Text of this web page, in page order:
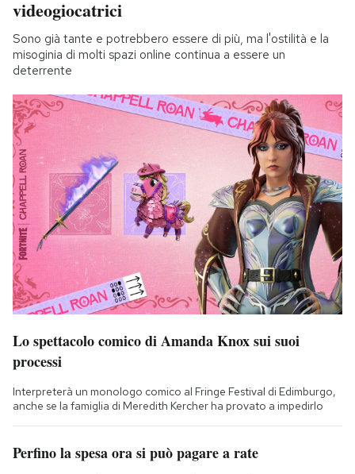
videogiocatrici
Sono già tante e potrebbero essere di più, ma l'ostilità e la
misoginia di molti spazi online continua a essere un
deterrente
Lo spettacolo comico di Amanda Knox sui suoi
processi
Interpreterà un monologo comico al Fringe Festival di Edimburgo,
anche se la famiglia di Meredith Kercher ha provato a impedirlo
Perfino la spesa ora si può pagare a rate